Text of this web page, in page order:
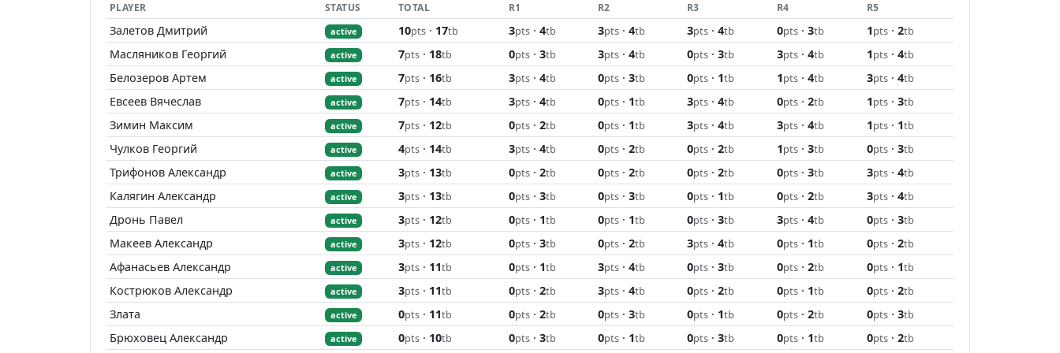
PLAYER STATUS TOTAL R1 R2 R3 R4 R5
Залетов Дмитрий active 10pts · 17tb 3pts · 4tb 3pts · 4tb 3pts · 4tb 0pts · 3tb 1pts · 2tb
Масляников Георгий active 7pts · 18tb 0pts · 3tb 3pts · 4tb 0pts · 3tb 3pts · 4tb 1pts · 4tb
Белозеров Артем active 7pts · 16tb 3pts · 4tb 0pts · 3tb 0pts · 1tb 1pts · 4tb 3pts · 4tb
Евсеев Вячеслав active 7pts · 14tb 3pts · 4tb 0pts · 1tb 3pts · 4tb 0pts · 2tb 1pts · 3tb
Зимин Максим active 7pts · 12tb 0pts · 2tb 0pts · 1tb 3pts · 4tb 3pts · 4tb 1pts · 1tb
Чулков Георгий active 4pts · 14tb 3pts · 4tb 0pts · 2tb 0pts · 2tb 1pts · 3tb 0pts · 3tb
Трифонов Александр active 3pts · 13tb 0pts · 2tb 0pts · 2tb 0pts · 2tb 0pts · 3tb 3pts · 4tb
Калягин Александр active 3pts · 13tb 0pts · 3tb 0pts · 3tb 0pts · 1tb 0pts · 2tb 3pts · 4tb
Дронь Павел active 3pts · 12tb 0pts · 1tb 0pts · 1tb 0pts · 3tb 3pts · 4tb 0pts · 3tb
Макеев Александр active 3pts · 12tb 0pts · 3tb 0pts · 2tb 3pts · 4tb 0pts · 1tb 0pts · 2tb
Афанасьев Александр active 3pts · 11tb 0pts · 1tb 3pts · 4tb 0pts · 3tb 0pts · 2tb 0pts · 1tb
Кострюков Александр active 3pts · 11tb 0pts · 2tb 3pts · 4tb 0pts · 2tb 0pts · 1tb 0pts · 2tb
Злата active 0pts · 11tb 0pts · 2tb 0pts · 3tb 0pts · 1tb 0pts · 2tb 0pts · 3tb
Брюховец Александр active 0pts · 10tb 0pts · 3tb 0pts · 1tb 0pts · 3tb 0pts · 1tb 0pts · 2tb